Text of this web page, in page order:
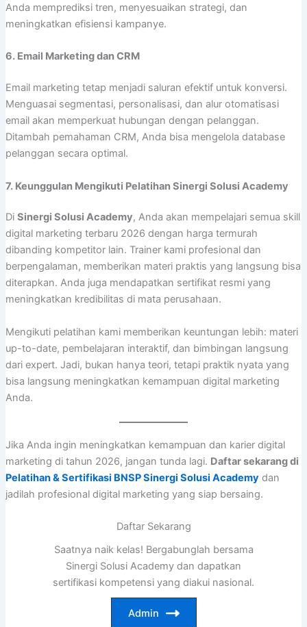
Anda memprediksi tren, menyesuaikan strategi, dan
meningkatkan efisiensi kampanye.
6. Email Marketing dan CRM
Email marketing tetap menjadi saluran efektif untuk konversi.
Menguasai segmentasi, personalisasi, dan alur otomatisasi
email akan memperkuat hubungan dengan pelanggan.
Ditambah pemahaman CRM, Anda bisa mengelola database
pelanggan secara optimal.
7. Keunggulan Mengikuti Pelatihan Sinergi Solusi Academy
Di Sinergi Solusi Academy, Anda akan mempelajari semua skill
digital marketing terbaru 2026 dengan harga termurah
dibanding kompetitor lain. Trainer kami profesional dan
berpengalaman, memberikan materi praktis yang langsung bisa
diterapkan. Anda juga mendapatkan sertifikat resmi yang
meningkatkan kredibilitas di mata perusahaan.
Mengikuti pelatihan kami memberikan keuntungan lebih: materi
up-to-date, pembelajaran interaktif, dan bimbingan langsung
dari expert. Jadi, bukan hanya teori, tetapi praktik nyata yang
bisa langsung meningkatkan kemampuan digital marketing
Anda.
Jika Anda ingin meningkatkan kemampuan dan karier digital
marketing di tahun 2026, jangan tunda lagi. Daftar sekarang di
Pelatihan & Sertifikasi BNSP Sinergi Solusi Academydan
jadilah profesional digital marketing yang siap bersaing.
Daftar Sekarang
Saatnya naik kelas! Bergabunglah bersama
Sinergi Solusi Academy dan dapatkan
sertifikasi kompetensi yang diakui nasional.
Admin